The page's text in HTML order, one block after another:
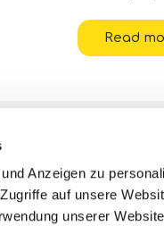
Anzeigen zu
auf unsere
unserer
Read